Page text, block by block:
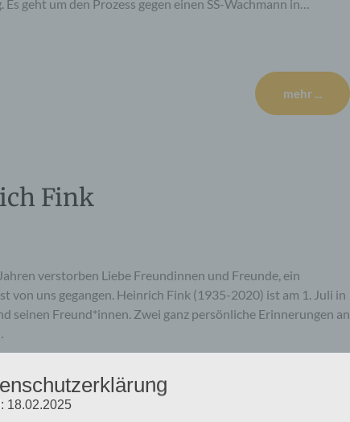
geht um den Prozess gegen einen SS-Wachmann in…
mehr ...
Fink
verstorben Liebe Freundinnen und Freunde, ein
uns gegangen. Heinrich Fink (1935-2020) ist am 1. Juli in
seinen Freund*innen. Zwei ganz persönliche Erinnerungen an
18.02.2025